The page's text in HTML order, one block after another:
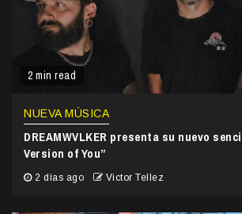
2 min read
NUEVA MÚSICA
DREAMWVLKER presenta su nuevo
Version of You”
2 días ago Victor Tellez